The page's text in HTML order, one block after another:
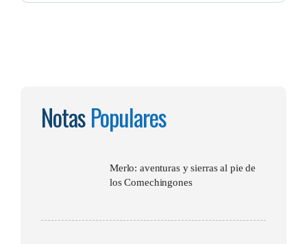
NotasPopulares
Merlo: aventuras y sierras al pie de
los Comechingones